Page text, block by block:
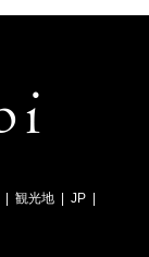
観光地
JP